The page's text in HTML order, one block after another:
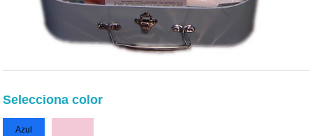
Selecciona color
Azul